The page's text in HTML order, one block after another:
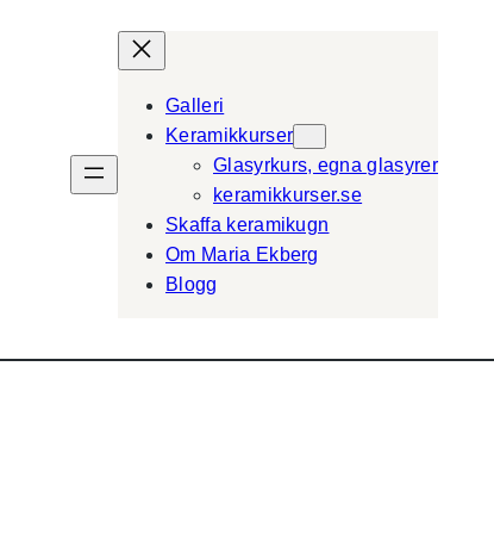
Galleri
Keramikkurser
Glasyrkurs, egna glasyrer
keramikkurser.se
Skaffa keramikugn
Om Maria Ekberg
Blogg